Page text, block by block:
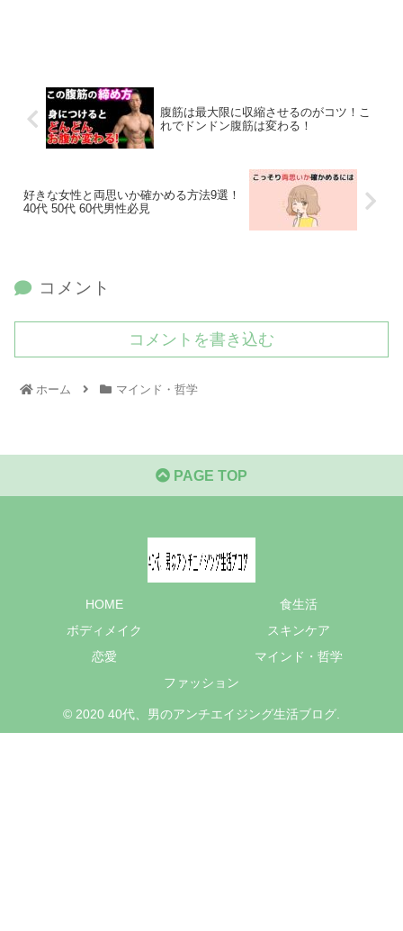
腹筋は最大限に収縮させるのがコツ！こ
れでドンドン腹筋は変わる！
好きな女性と両思いか確かめる方法9選！
40代 50代 60代男性必見
コメント
コメントを書き込む
ホーム マインド・哲学
PAGE TOP
HOME
食生活
ボディメイク
スキンケア
恋愛
マインド・哲学
ファッション
© 2020 40代、男のアンチエイジング生活ブログ.